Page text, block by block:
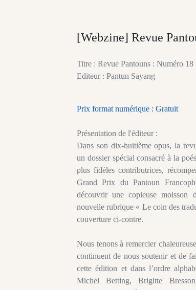
[Webzine] Revue
Titre : Revue Pantouns : Numéro 18
Editeur : Pantun Sayang
Prix format numérique : Gratuit
Présentation de l'éditeur :
Dans son dix-huitième opus, la
un dossier spécial consacré à la
plus fidèles contributrices,
Grand Prix du Pantoun
découvrir une copieuse moisson
nouvelle rubrique « Le coin des
couverture ci-contre.
Nous tenons à remercier
continuent de nous soutenir et de
cette édition et dans l’ordre
Michel Betting, Brigitte